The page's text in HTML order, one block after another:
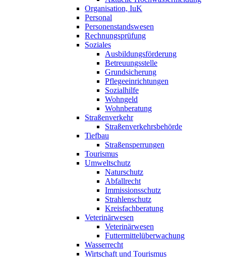
Organisation, IuK
Personal
Personenstandswesen
Rechnungsprüfung
Soziales
Ausbildungsförderung
Betreuungsstelle
Grundsicherung
Pflegeeinrichtungen
Sozialhilfe
Wohngeld
Wohnberatung
Straßenverkehr
Straßenverkehrsbehörde
Tiefbau
Straßensperrungen
Tourismus
Umweltschutz
Naturschutz
Abfallrecht
Immissionsschutz
Strahlenschutz
Kreisfachberatung
Veterinärwesen
Veterinärwesen
Futtermittelüberwachung
Wasserrecht
Wirtschaft und Tourismus